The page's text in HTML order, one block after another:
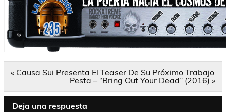
Navegación
« Causa Sui Presenta El Teaser De Su Próximo Trabajo
Pesta – “Bring Out Your Dead” (2016) »
Deja una respuesta